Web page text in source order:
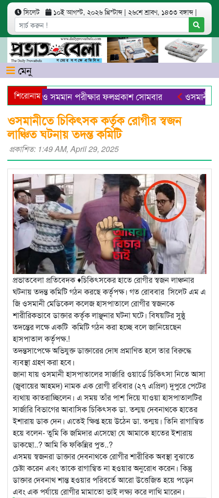
সিলেট ১০ই আগস্ট, ২০২৬ খ্রিস্টাব্দ | ২৬শে শ্রাবণ, ১৪৩৩ বঙ্গাব্দ |
মেনু
শিরোনাম
দাখিল ও সমমান পরীক্ষার ফলপ্রকাশ সোমবার
সেন্টার ও এআইভিত্তিক বাজার চালু হবে -বাণিজ্যমন্ত্রী
ওসমানীতে চিকিৎসক কর্তৃক রোগীর স্বজন
লাঞ্চিত ঘটনায় তদন্ত কমিটি
প্রকাশিত: 1:49 AM, April 29, 2025
প্রভাতবেলা প্রতিবেদক ♦️চিকিৎসকের হাতে রোগীর স্বজন লাঞ্চনার
ঘটনায় তদন্ত কমিটি গঠন করছে কর্তৃপক্ষ। গত রোববার সিলেট এম এ
জি ওসমানী মেডিকেল কলেজ হাসপাতালে রোগীর স্বজনকে
শারীরিকভাবে ডাক্তার কর্তৃক লাঞ্ছনার ঘটনা ঘটে। বিষয়টির সুষ্ঠু
তদন্তের লক্ষে একটি কমিটি গঠন করা হচ্ছে বলে জানিয়েছেন
হাসপাতাল কর্তৃপক্ষ.!
তদন্তসাপেক্ষে অভিযুক্ত ডাক্তারের দোষ প্রমাণিত হলে তার বিরুদ্ধে
ব্যবস্থা গ্রহণ করা হবে।
জানা যায় ওসমানী হাসপাতালের সার্জারি ওয়ার্ডে চিকিৎসা নিতে আসা
(জুবায়ের আহমদ) নামক এক রোগী রবিবার (২৭ এপ্রিল) দুপুরে পেটের
ব্যথায় কাতরাচ্ছিলেন। এ সময় তাঁর পাশ দিয়ে যাওয়া হাসপাতালটির
সার্জারি বিভাগের আবাসিক চিকিৎসক ডা. তন্ময় দেবনাথকে হাতের
ইশারায় ডাক দেন। এতেই ক্ষিপ্ত হয়ে উঠেন ডা. তন্ময়। তিনি রাগান্বিত
হয়ে বলেন- তুমি কি জমিদার এসেছো যে আমাকে হাতের ইশারায়
ডাকছো..? আমি কি ফকিন্নির পুত..?
এসময় স্বজনরা ডাক্তার দেবনাথকে রোগীর শারীরিক অবস্থা বুঝাতে
চেষ্টা করেন এবং তাকে রাগান্বিত না হওয়ার অনুরোধ করেন। কিন্তু
ডাক্তার দেবনাথ শান্ত হওয়ার পরিবর্তে আরো উত্তেজিত হয়ে পড়েন
এবং এক পর্যায়ে রোগীর মামাতো ভাই লক্ষ্য করে লাথি মারেন।